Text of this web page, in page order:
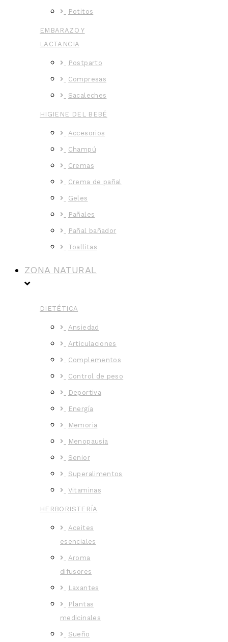
Potitos
EMBARAZO Y
LACTANCIA
Postparto
Compresas
Sacaleches
HIGIENE DEL BEBÉ
Accesorios
Champú
Cremas
Crema de pañal
Geles
Pañales
Pañal bañador
Toallitas
ZONA NATURAL
DIETÉTICA
Ansiedad
Articulaciones
Complementos
Control de peso
Deportiva
Energía
Memoria
Menopausia
Senior
Superalimentos
Vitaminas
HERBORISTERÍA
Aceites
esenciales
Aroma
difusores
Laxantes
Plantas
medicinales
Sueño